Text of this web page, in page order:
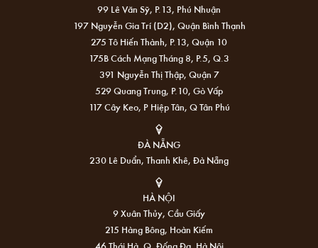
99 Lê Văn Sỹ, P.13, Phú Nhuận
197 Nguyễn Gia Trí (D2), Quận Bình Thạnh
275 Tô Hiến Thành, P.13, Quận 10
175B Cách Mạng Tháng 8, P.5, Q.3
391 Nguyễn Thị Thập, Quận 7
529 Quang Trung, P.10, Gò Vấp
117 Cây Keo, P Hiệp Tân, Q Tân Phú
ĐÀ NẴNG
230 Lê Duẩn, Thanh Khê, Đà Nẵng
HÀ NỘI
9 Xuân Thủy, Cầu Giấy
215 Hàng Bông, Hoàn Kiếm
46 Thái Hà, Q. Đống Đa, Hà Nội